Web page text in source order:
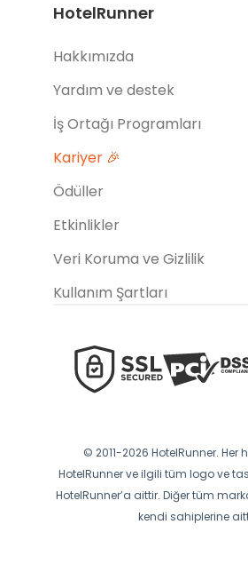
HotelRunner
Hakkımızda
Yardım ve destek
İş Ortağı Programları
Kariyer 🎉
Ödüller
Etkinlikler
Veri Koruma ve Gizlilik
Kullanım Şartları
© 2011-2026 HotelRunner. Her
HotelRunner ve ilgili tüm logo ve
HotelRunner’a aittir. Diğer tüm
kendi sahiplerine